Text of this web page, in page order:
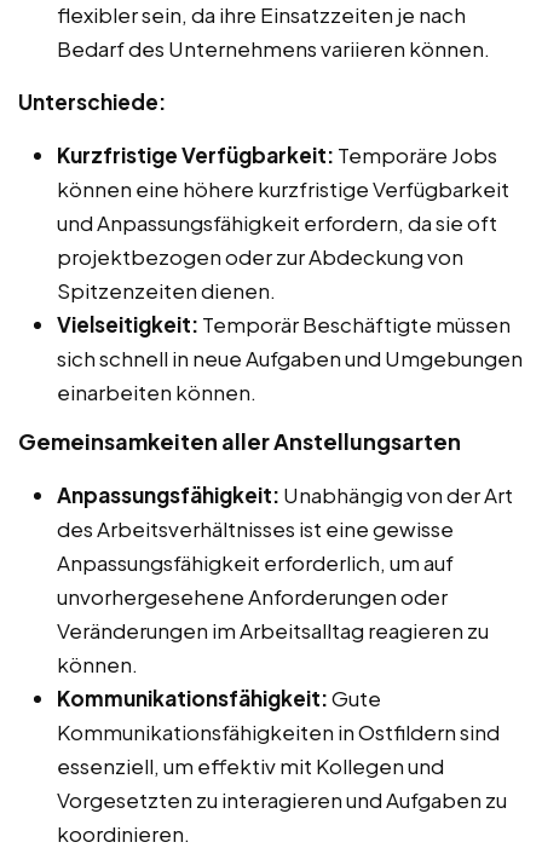
flexibler sein, da ihre Einsatzzeiten je nach
Bedarf des Unternehmens variieren können.
Unterschiede:
Kurzfristige Verfügbarkeit: Temporäre Jobs
können eine höhere kurzfristige Verfügbarkeit
und Anpassungsfähigkeit erfordern, da sie oft
projektbezogen oder zur Abdeckung von
Spitzenzeiten dienen.
Vielseitigkeit: Temporär Beschäftigte müssen
sich schnell in neue Aufgaben und Umgebungen
einarbeiten können.
Gemeinsamkeiten aller Anstellungsarten
Anpassungsfähigkeit: Unabhängig von der Art
des Arbeitsverhältnisses ist eine gewisse
Anpassungsfähigkeit erforderlich, um auf
unvorhergesehene Anforderungen oder
Veränderungen im Arbeitsalltag reagieren zu
können.
Kommunikationsfähigkeit:Gute
Kommunikationsfähigkeiten in Ostfildern sind
essenziell, um effektiv mit Kollegen und
Vorgesetzten zu interagieren und Aufgaben zu
koordinieren.